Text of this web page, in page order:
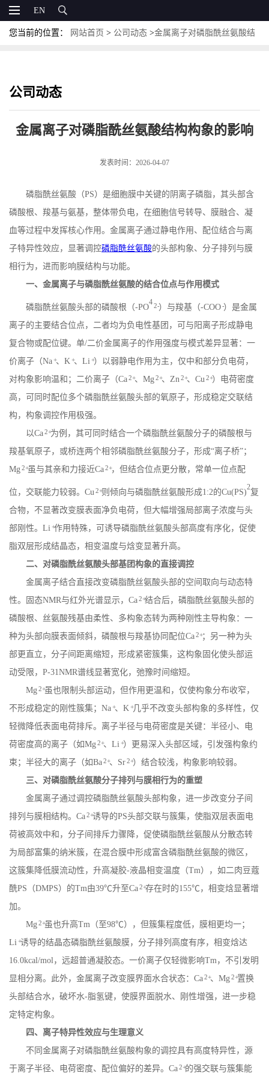
EN
您当前的位置： 网站首页 > 公司动态 >金属离子对磷脂酰丝氨酸结
公司动态
金属离子对磷脂酰丝氨酸结构构象的影响
发表时间：2026-04-07
磷脂酰丝氨酸（PS）是细胞膜中关键的阴离子磷脂，其头部含
磷酸根、羧基与氨基，整体带负电，在细胞信号转导、膜融合、凝
血等过程中发挥核心作用。金属离子通过静电作用、配位结合与离
子特异性效应，显著调控磷脂酰丝氨酸的头部构象、分子排列与膜
相行为，进而影响膜结构与功能。
一、金属离子与磷脂酰丝氨酸的结合位点与作用模式
磷脂酰丝氨酸头部的磷酸根（-PO
42-）与羧基（-COO-）是金属
离子的主要结合位点，二者均为负电性基团，可与阳离子形成静电
复合物或配位键。单/二价金属离子的作用强度与模式差异显著：一
价离子（Na+、 K+、 Li+）以弱静电作用为主，仅中和部分负电荷，
对构象影响温和；二价离子（Ca2+、 Mg2+、 Zn2+、 Cu2+）电荷密度
高，可同时配位多个磷脂酰丝氨酸头部的氧原子，形成稳定交联结
构，构象调控作用极强。
以Ca2+为例，其可同时结合一个磷脂酰丝氨酸分子的磷酸根与
羧基氧原子，或桥连两个相邻磷脂酰丝氨酸分子，形成“离子桥”；
Mg2+虽与其亲和力接近Ca2+，但结合位点更分散，常单一位点配
位，交联能力较弱。 Cu2+则倾向与磷脂酰丝氨酸形成1:2的Cu(PS)
2
复
合物，不显著改变膜表面净负电荷，但大幅增强局部离子浓度与头
部刚性。 Li+作用特殊，可诱导磷脂酰丝氨酸头部高度有序化，促使
脂双层形成结晶态，相变温度与焓变显著升高。
二、对磷脂酰丝氨酸头部基团构象的直接调控
金属离子结合直接改变磷脂酰丝氨酸头部的空间取向与动态特
性。固态NMR与红外光谱显示， Ca2+结合后，磷脂酰丝氨酸头部的
磷酸根、丝氨酸残基由柔性、多构象态转为两种刚性主导构象：一
种为头部向膜表面倾斜，磷酸根与羧基协同配位Ca2+；另一种为头
部更直立，分子间距离缩短，形成紧密簇集，这构象固化使头部运
动受限， P-31NMR谱线显著宽化，弛豫时间缩短。
Mg2+虽也限制头部运动，但作用更温和，仅使构象分布收窄，
不形成稳定的刚性簇集； Na+、 K+几乎不改变头部构象的多样性，仅
轻微降低表面电荷排斥。离子半径与电荷密度是关键：半径小、电
荷密度高的离子（如Mg2+、 Li+）更易深入头部区域，引发强构象约
束；半径大的离子（如Ba2+、 Sr2+）结合较浅，构象影响较弱。
三、对磷脂酰丝氨酸分子排列与膜相行为的重塑
金属离子通过调控磷脂酰丝氨酸头部构象，进一步改变分子间
排列与膜相结构。 Ca2+诱导的PS头部交联与簇集，使脂双层表面电
荷被高效中和，分子间排斥力骤降，促使磷脂酰丝氨酸从分散态转
为局部富集的纳米簇，在混合膜中形成富含磷脂酰丝氨酸的微区，
这簇集降低膜流动性，升高凝胶-液晶相变温度（Tm），如二肉豆蔻
酰PS （DMPS）的Tm由39℃升至Ca2+存在时的155℃，相变焓显著增
加。
Mg2+虽也升高Tm （至98℃），但簇集程度低，膜相更均一；
Li+诱导的结晶态磷脂酰丝氨酸膜，分子排列高度有序，相变焓达
16.0kcal/mol，远超普通凝胶态。一价离子仅轻微影响Tm，不引发明
显相分离。此外，金属离子改变膜界面水合状态： Ca2+、 Mg2+置换
头部结合水，破坏水-脂氢键，使膜界面脱水、刚性增强，进一步稳
定特定构象。
四、离子特异性效应与生理意义
不同金属离子对磷脂酰丝氨酸构象的调控具有高度特异性，源
于离子半径、电荷密度、配位偏好的差异。 Ca2+的强交联与簇集能